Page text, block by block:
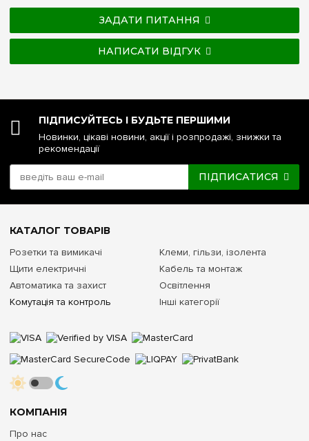
ЗАДАТИ ПИТАННЯ
НАПИСАТИ ВІДГУК
ПІДПИСУЙТЕСЬ І БУДЬТЕ ПЕРШИМИ
Новинки, цікаві новини, акції і розпродажі, знижки та
рекомендації
ПІДПИСАТИСЯ
КОМПАНІЯ
Про нас
КАТАЛОГ ТОВАРІВ
Розетки та вимикачі
Щити електричні
Автоматика та захист
Комутація та контроль
Клеми, гільзи, ізолента
Кабель та монтаж
Освітлення
Інші категорії